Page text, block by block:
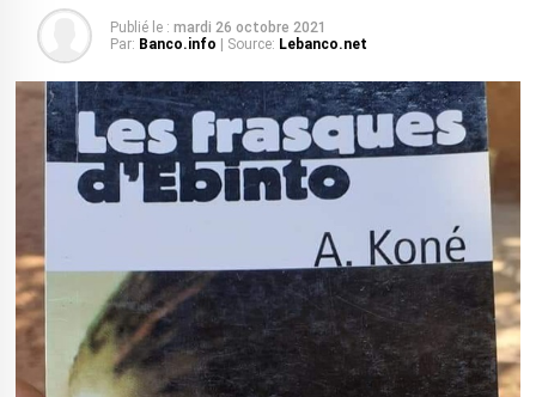
Publié le : mardi 26 octobre 2021
Par: Banco.info | Source: Lebanco.net